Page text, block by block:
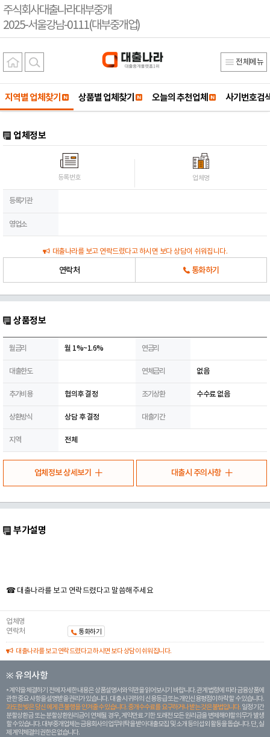
주식회사대출나라대부중개
2025-서울강남-0111(대부중개업)
전체메뉴
지역별 업체찾기 상품별 업체찾기 오늘의 추천업체 사기번호검
업체정보
등록번호 업체명
등록기관
영업소
대출나라를 보고 연락드렸다고 하시면 보다 상담이 쉬워집니다.
연락처 통화하기
상품정보
월금리 월 1%~1.6% 연금리
대출한도 연체금리 없음
추가비용 협의후 결정 조기상환 수수료 없음
상환방식 상담 후 결정 대출기간
지역 전체
업체정보 상세보기 대출시 주의사항
부가설명
☎ 대출나라를 보고 연락드렸다고 말씀해주세요
업체명
연락처
통화하기
대출나라를 보고 연락드렸다고 하시면 보다 상담이 쉬워집니다.
※ 유의사항
계약을 체결하기 전에 자세한 내용은 상품설명서와 약관을 읽어보시기 바랍니다. 관계 법령에 따라 금융상품에
관한 중요 사항을 설명받을 권리가 있습니다. 대 출 시 귀하의 신용등급 또는 개인신용평점이 하락할 수 있습니다.
과도한 빚은 당신 에게 큰 불행을 안겨줄 수 있습니다. 중개수수료를 요구하거나 받는 것은 불법입니다. 일정 기간
분할상환금 또는 분할상환원리금이 연체될 경우, 계약만료 기한 도래전 모든 원리금을 변제해야할 의무가 발생
할 수 있습니다. 대부중개업체는 금융회사의 업무위탁을 받아 대출모집 및 소개 등의 섭외 활동을 돕습니다. 단, 실
제 계약체결의 권한은 없습니다.